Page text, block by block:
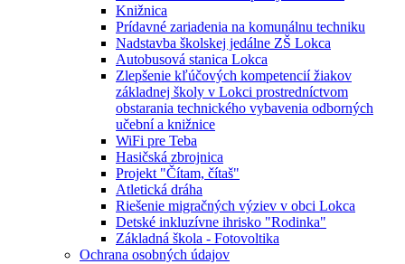
Knižnica
Prídavné zariadenia na komunálnu techniku
Nadstavba školskej jedálne ZŠ Lokca
Autobusová stanica Lokca
Zlepšenie kľúčových kompetencií žiakov
základnej školy v Lokci prostredníctvom
obstarania technického vybavenia odborných
učební a knižnice
WiFi pre Teba
Hasičská zbrojnica
Projekt "Čítam, čítaš"
Atletická dráha
Riešenie migračných výziev v obci Lokca
Detské inkluzívne ihrisko "Rodinka"
Základná škola - Fotovoltika
Ochrana osobných údajov